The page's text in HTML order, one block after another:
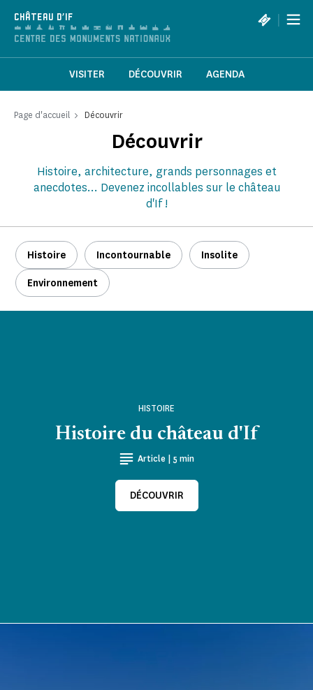
CHÂTEAU D'IF |
VISITER DÉCOUVRIR AGENDA
Page d'accueil Découvrir
Découvrir
Histoire, architecture, grands personnages et
anecdotes... Devenez incollables sur le château
d'If !
Histoire Incontournable Insolite
Environnement
Histoire du château d'If
HISTOIRE
Article | 5 min
DÉCOUVRIR